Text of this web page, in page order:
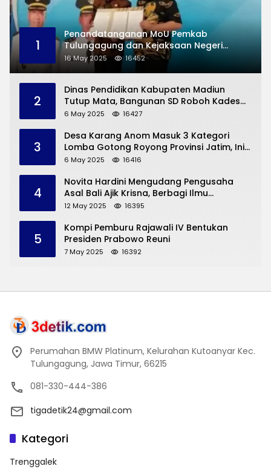
1
Penandatanganan MoU Pemkab
Tulungagung dan Kejaksaan Negeri
Permasalahan Hukum
16 May 2025 16452
2
Dinas Pendidikan Kabupaten Madiun
Tutup Mata, Bangunan SD Roboh Kades
Dermorejo Bangun Pakai Dana Pribadi
6 May 2025 16427
3
Desa Karang Anom Masuk 3 Kategori
Lomba Gotong Royong Provinsi Jatim, Ini
yang Disampaikan Sekda Trenggalek
6 May 2025 16416
4
Novita Hardini Mengudang Pengusaha
Asal Bali Ajik Krisna, Berbagi Ilmu
Pengembangan Pariwisata dan UMKM
12 May 2025 16395
5
Kompi Pemburu Rajawali IV Bentukan
Presiden Prabowo Reuni
7 May 2025 16392
Perumahan BMW Platinum, Kelurahan Kutoanyar Kec.
Tulungagung, Jawa Timur, 66215
081-330-444-386
tigadetik24@gmail.com
Kategori
Trenggalek